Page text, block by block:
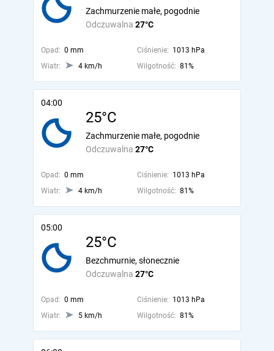
Odczuwalna 27°C
Zachmurzenie małe, pogodnie
Opad: 0 mm Ciśnienie: 1013 hPa
Wiatr:
4 km/h Wilgotność: 81%
04:00
25°C
Odczuwalna 27°C
Zachmurzenie małe, pogodnie
Opad: 0 mm Ciśnienie: 1013 hPa
Wiatr:
4 km/h Wilgotność: 81%
05:00
25°C
Odczuwalna 27°C
Bezchmurnie, słonecznie
Opad: 0 mm Ciśnienie: 1013 hPa
Wiatr:
5 km/h Wilgotność: 81%